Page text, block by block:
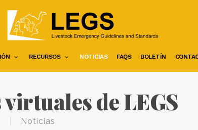
RECURSOS NOTICIAS FAQS BOLETÍN
de LEGS
Noticias